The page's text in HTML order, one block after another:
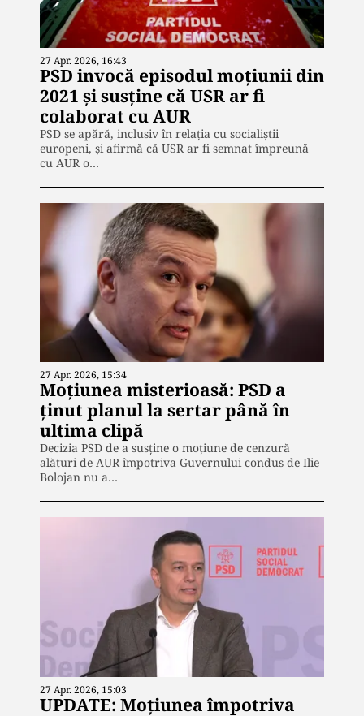
27 Apr. 2026, 16:43
PSD invocă episodul moțiunii din
2021 și susține că USR ar fi
colaborat cu AUR
PSD se apără, inclusiv în relația cu socialiștii
europeni, și afirmă că USR ar fi semnat împreună
cu AUR o…
27 Apr. 2026, 15:34
Moțiunea misterioasă: PSD a
ținut planul la sertar până în
ultima clipă
Decizia PSD de a susține o moțiune de cenzură
alături de AUR împotriva Guvernului condus de Ilie
Bolojan nu a…
27 Apr. 2026, 15:03
UPDATE: Moțiunea împotriva